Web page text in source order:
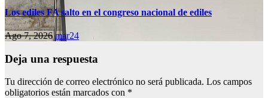
Los ediles FA salto en el congreso nacional de ediles
Ago 7, 2026mar24
Deja una respuesta
Tu dirección de correo electrónico no será publicada. Los campos
obligatorios están marcados con *